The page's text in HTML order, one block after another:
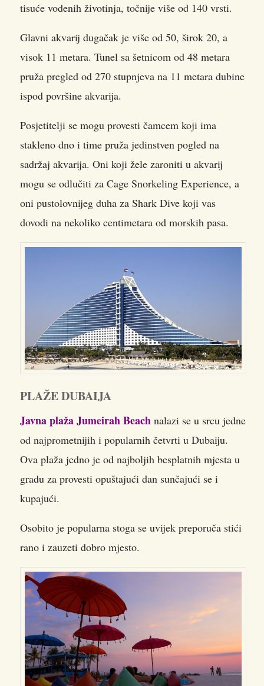
tisuće vodenih životinja, točnije više od 140 vrsti.
Glavni akvarij dugačak je više od 50, širok 20, a
visok 11 metara. Tunel sa šetnicom od 48 metara
pruža pregled od 270 stupnjeva na 11 metara dubine
ispod površine akvarija.
Posjetitelji se mogu provesti čamcem koji ima
stakleno dno i time pruža jedinstven pogled na
sadržaj akvarija. Oni koji žele zaroniti u akvarij
mogu se odlučiti za Cage Snorkeling Experience, a
oni pustolovnijeg duha za Shark Dive koji vas
dovodi na nekoliko centimetara od morskih pasa.
PLAŽE DUBAIJA
Javna plaža Jumeirah Beach nalazi se u srcu jedne
od najprometnijih i popularnih četvrti u Dubaiju.
Ova plaža jedno je od najboljih besplatnih mjesta u
gradu za provesti opuštajući dan sunčajući se i
kupajući.
Osobito je popularna stoga se uvijek preporuča stići
rano i zauzeti dobro mjesto.